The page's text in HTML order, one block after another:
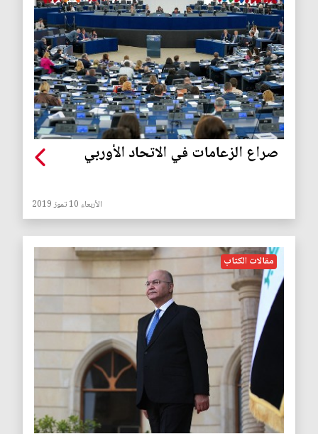
صراع الزعامات في الاتحاد الأوربي
الأربعاء 10 تموز 2019
مقالات الكتاب